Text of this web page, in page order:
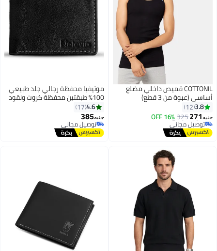
COTTONIL قميص داخلي مضلع
أساسي (عبوة من 3 قطع)
3.8
12
جنيه271
325
16% OFF
أقل سعر في السنة
توصيل مجاني
باقي 1 وحدات في المخزون
تم بيع +10 مؤخرًا
أقل سعر في السنة
4
موتيفيا محفظة رجالي جلد طبيعي
100% طبقتين محفظة كروت ونقود
محفظه للرجال من الجلد الطبيعي
مع 5 جيوب داخلية محفظة صغيرة
من Motevia
4.6
17
جنيه385
توصيل مجاني
توصيل مجاني